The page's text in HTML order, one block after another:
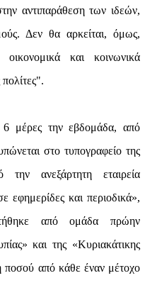
αντιπαράθεση των ιδεών,
Δεν θα αρκείται, όμως,
και κοινωνικά
μέρες την εβδομάδα, από
στο τυπογραφείο της
την ανεξάρτητη εταιρεία
εφημερίδες και περιοδικά»,
από ομάδα πρώην
και της «Κυριακάτικης
ποσού από κάθε έναν μέτοχο